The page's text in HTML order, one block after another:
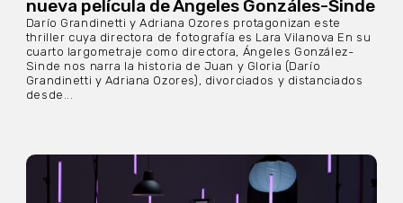
nueva película de Ángeles Gonzáles-Sinde
Darío Grandinetti y Adriana Ozores protagonizan este
thriller cuya directora de fotografía es Lara Vilanova En su
cuarto largometraje como directora, Ángeles González-
Sinde nos narra la historia de Juan y Gloria (Darío
Grandinetti y Adriana Ozores), divorciados y distanciados
desde...